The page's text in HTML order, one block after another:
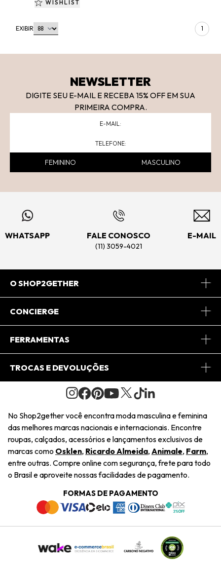
WISHLIST
EXIBIR 1
NEWSLETTER
DIGITE SEU E-MAIL E RECEBA 15% OFF EM SUA
PRIMEIRA COMPRA.
FEMININO MASCULINO
WHATSAPP FALE CONOSCO
(11) 3059-4021
E-MAIL
O SHOP2GETHER
Sobre Nós
Journal
Saiu na Mídia
Sustentabilidade
Navegando
Termos e Condições
Trabalhe Conosco
CONCIERGE
Central de Relacionamento
Regulamento e Promoções
FERRAMENTAS
Minha Conta
Pedido de Presente
Wishlist
TROCAS E DEVOLUÇÕES
Condições Gerais
Troca Fácil
Restituição de Pagamento
Dúvidas Frequentes
Termos e Condições
Política de Privacidade
No Shop2gether você encontra moda masculina e feminina
das melhores marcas nacionais e internacionais. Encontre
roupas, calçados, acessórios e lançamentos exclusivos de
marcas como Osklen, Ricardo Almeida, Animale, Farm,
entre outras. Compre online com segurança, frete para todo
o Brasil e aproveite nossas facilidades de pagamento.
FORMAS DE PAGAMENTO